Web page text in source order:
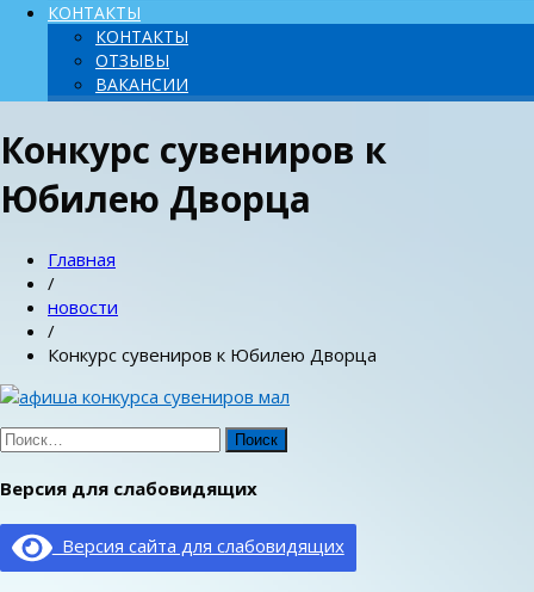
КОНТАКТЫ
КОНТАКТЫ
ОТЗЫВЫ
ВАКАНСИИ
Конкурс сувениров к
Юбилею Дворца
Главная
/
новости
/
Конкурс сувениров к Юбилею Дворца
Найти:
Версия для слабовидящих
Версия сайта для слабовидящих